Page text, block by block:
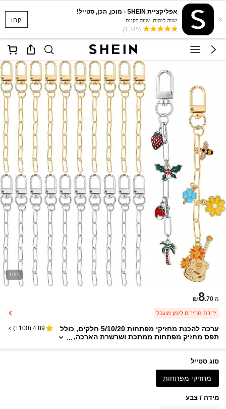
קחו ×
אפליקציית SHEIN - מוכן, הכן, סטייל!
שווה לנסות, שווה לקנות
(1,345)
1/15
מ ₪8.70
ירידת מחירים לזמן מוגבל
ערכה להכנת מחזיקי מפתחות 5/10/20 חלקים, כולל
תפס מחזיק מפתחות ממתכת ושרשרת הארכה,
4.89
(
100+
)
סוג סטייל
מחזיקי מפתחות
מידה / צבע